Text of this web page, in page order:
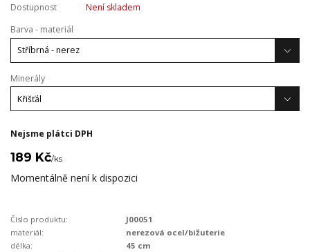
Dostupnost
Není skladem
Barva - materiál
Minerály
Nejsme plátci DPH
189 Kč/ks
Momentálně není k dispozici
Číslo produktu:
J00051
materiál:
nerezová ocel/bižuterie
délka:
45 cm